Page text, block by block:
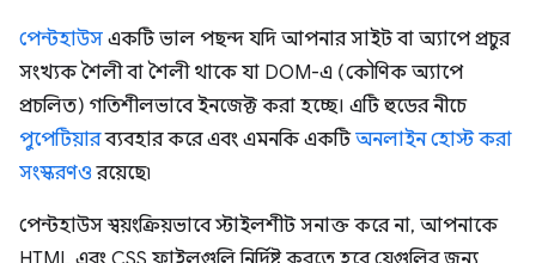
পেন্টহাউস একটি ভাল পছন্দ যদি আপনার সাইট বা অ্যাপে প্রচুর
সংখ্যক শৈলী বা শৈলী থাকে যা DOM-এ (কৌণিক অ্যাপে
প্রচলিত) গতিশীলভাবে ইনজেক্ট করা হচ্ছে। এটি হুডের নীচে
পুপেটিয়ারব্যবহার করে এবং এমনকি একটিঅনলাইন হোস্ট করা
সংস্করণও রয়েছে৷
পেন্টহাউস স্বয়ংক্রিয়ভাবে স্টাইলশীট সনাক্ত করে না, আপনাকে